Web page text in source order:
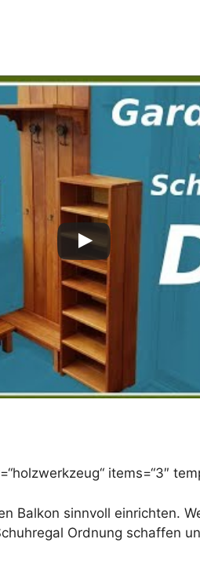
items=“3″
Balkon sinnvoll einrichten.
Ordnung schaffen